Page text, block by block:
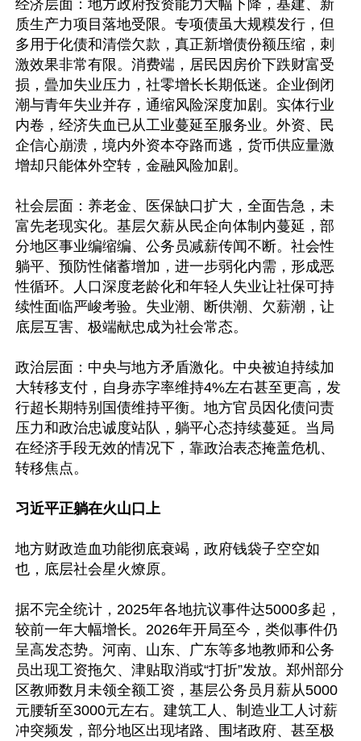
经济层面：地方政府投资能力大幅下降，基建、新
质生产力项目落地受限。专项债虽大规糢发行，但
多用于化债和清偿欠款，真正新增债份额压缩，刺
激效果非常有限。消费端，居民因房价下跌财富受
损，曡加失业压力，社零增长长期低迷。企业倒闭
潮与青年失业并存，通缩风险深度加剧。实体行业
内卷，经济失血已从工业蔓延至服务业。外资、民
企信心崩溃，境内外资本夺路而逃，货币供应量激
增却只能体外空转，金融风险加剧。
社会层面：养老金、医保缺口扩大，全面告急，未
富先老现实化。基层欠薪从民企向体制内蔓延，部
分地区事业编缩编、公务员减薪传闻不断。社会性
躺平、预防性储蓄增加，进一步弱化内需，形成恶
性循环。人口深度老龄化和年轻人失业让社保可持
续性面临严峻考验。失业潮、断供潮、欠薪潮，让
底层互害、极端献忠成为社会常态。
政治层面：中央与地方矛盾激化。中央被迫持续加
大转移支付，自身赤字率维持4%左右甚至更高，发
行超长期特别国债维持平衡。地方官员因化债问责
压力和政治忠诚度站队，躺平心态持续蔓延。当局
在经济手段无效的情况下，靠政治表态掩盖危机、
转移焦点。
习近平正躺在火山口上
地方财政造血功能彻底衰竭，政府钱袋子空空如
也，底层社会星火燎原。
据不完全统计，2025年各地抗议事件达5000多起，
较前一年大幅增长。2026年开局至今，类似事件仍
呈高发态势。河南、山东、广东等多地教师和公务
员出现工资拖欠、津贴取消或“打折”发放。郑州部分
区教师数月未领全额工资，基层公务员月薪从5000
元腰斩至3000元左右。建筑工人、制造业工人讨薪
冲突频发，部分地区出现堵路、围堵政府、甚至极